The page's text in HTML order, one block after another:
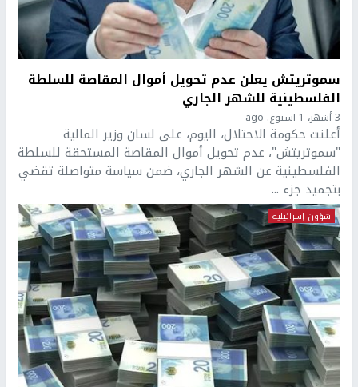
سموتريتش يعلن عدم تحويل أموال المقاصة للسلطة
الفلسطينية للشهر الجاري
3 أشهر، 1 اسبوع. ago
أعلنت حكومة الاحتلال، اليوم، على لسان وزير المالية
"سموتريتش"، عدم تحويل أموال المقاصة المستحقة للسلطة
الفلسطينية عن الشهر الجاري، ضمن سياسة متواصلة تقضي
بتجميد جزء ...
شؤون إسرائيلية